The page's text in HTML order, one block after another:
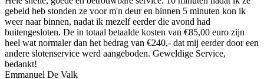
gebeld heb stonden ze voor m'n deur en binnen 5 minuten kon ik
weer naar binnen, nadat ik mezelf eerder die avond had
buitengesloten. De in totaal betaalde kosten van €85,00 euro zijn
heel wat normaler dan het bedrag van €240,- dat mij eerder door een
andere slotenservice werd aangeboden. Geweldige Service,
bedankt!
Emmanuel De Valk